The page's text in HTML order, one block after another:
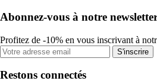
Abonnez-vous à notre
Profitez de -10% en vous inscrivant à
S'inscrire
Restons connectés